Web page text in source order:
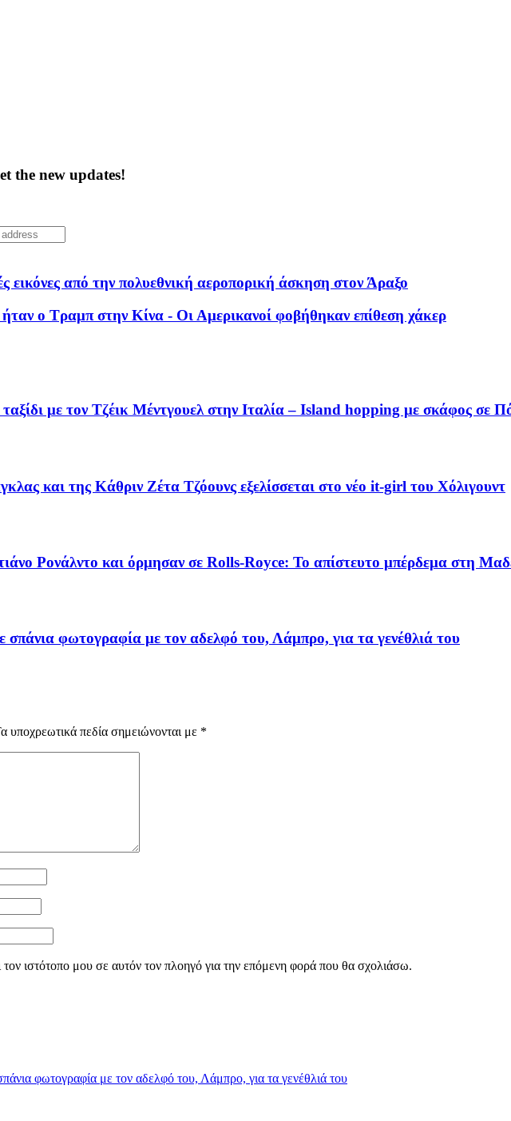
the new updates!
από την πολυεθνική αεροπορική άσκηση στον Άραξο
ο Τραμπ στην Κίνα - Οι Αμερικανοί φοβήθηκαν επίθεση χάκερ
με τον Τζέικ Μέντγουελ στην Ιταλία – Island hopping με σκάφος σε
και της Κάθριν Ζέτα Τζόουνς εξελίσσεται στο νέο it-girl του Χόλιγουντ
Ρονάλντο και όρμησαν σε Rolls-Royce: Το απίστευτο μπέρδεμα στη
σπάνια φωτογραφία με τον αδελφό του, Λάμπρο, για τα γενέθλιά του
υποχρεωτικά πεδία σημειώνονται με *
ιστότοπο μου σε αυτόν τον πλοηγό για την επόμενη φορά που θα σχολιάσω.
φωτογραφία με τον αδελφό του, Λάμπρο, για τα γενέθλιά του